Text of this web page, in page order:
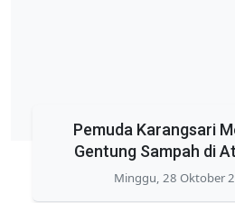
Pemuda Karangsari
Gentung Sampah di
Minggu, 28 Oktober